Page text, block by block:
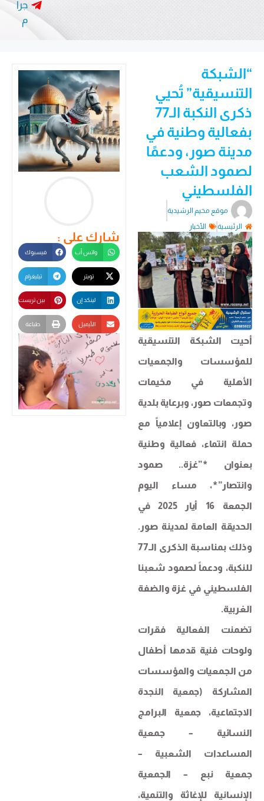
جرا
م
“الشبكة
التنسيقية” تُحيي
ذكرى النكبة الـ77
بفعالية وطنية في
مدينة صور، ودعمًا
لصمود الشعب
الفلسطيني
موقع مخيم الرشيدية
الرئيسية
الأخبار
أحيت الشبكة التنسيقية
للمؤسسات والجمعيات
الأهلية في مخيمات
وتجمعات صور، وبرعاية بلدية
صور، وبالتعاون إعلامياً مع
حملة انتماء، فعالية وطنية
بعنوان *”غزة.. صمود
وانتصار”*، مساء اليوم
الجمعة 16 أيار 2025 في
الحديقة العامة لمدينة صور.
وذلك بمناسبة الذكرى الـ77
للنكبة، ودعماً لصمود شعبنا
الفلسطيني في غزة والضفة
الغربية.
تضمنت الفعالية فقرات
ولوحات فنية قدمها أطفال
من الجمعيات والمؤسسات
المشاركة (جمعية النجدة
الاجتماعية، جمعية البرامج
النسائية – جمعية
المساعدات الشعبية –
جمعية نبع – الجمعية
الإنسانية للإغاثة والتنمية،
شارك على :
واتس أب فيسبوك
تيليغرام
لينكد إن بين تريست
الأيميل طباعة